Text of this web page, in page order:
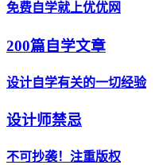
免费自学就上优优网
200篇自学文章
设计自学有关的一切经验
设计师禁忌
不可抄袭！注重版权